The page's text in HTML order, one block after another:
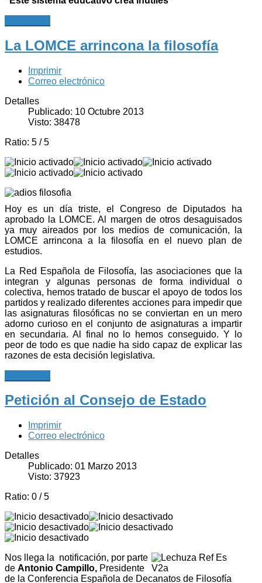
La LOMCE arrincona la filosofía
Imprimir
Correo electrónico
Detalles
Publicado: 10 Octubre 2013
Visto: 38478
Ratio: 5 /5
Hoy es un día triste, el Congreso de Diputados ha
aprobado la LOMCE. Al margen de otros desaguisados
ya muy aireados por los medios de comunicación, la
LOMCE arrincona a la filosofía en el nuevo plan de
estudios.
La Red Española de Filosofía, las asociaciones que la
integran y algunas personas de forma individual o
colectiva, hemos tratado de buscar el apoyo de todos los
partidos y realizado diferentes acciones para impedir que
las asignaturas filosóficas no se conviertan en un mero
adorno curioso en el conjunto de asignaturas a impartir
en secundaria. Al final no lo hemos conseguido. Y lo
peor de todo es que nadie ha sido capaz de explicar las
razones de esta decisión legislativa.
Petición al Consejo de Estado
Imprimir
Correo electrónico
Detalles
Publicado: 01 Marzo 2013
Visto: 37923
Ratio: 0 /5
Nos llega la notificación, por parte
de Antonio Campillo, Presidente
de la Conferencia Española de Decanatos de Filosofía